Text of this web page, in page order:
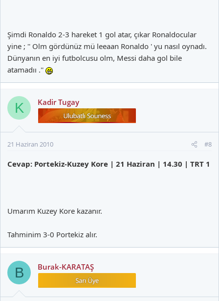
Şimdi Ronaldo 2-3 hareket 1 gol atar, çıkar Ronaldocular
yine ; '' Olm gördünüz mü leeaan Ronaldo ' yu nasıl oynadı.
Dünyanın en iyi futbolcusu olm, Messi daha gol bile
atamadıı .''
K Kadir Tugay
21 Haziran 2010 #8
Cevap: Portekiz-Kuzey Kore | 21 Haziran | 14.30 | TRT 1
Umarım Kuzey Kore kazanır.
Tahminim 3-0 Portekiz alır.
B Burak-KARATAŞ